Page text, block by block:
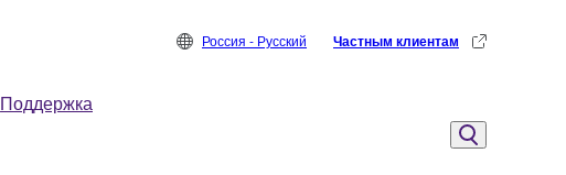
Поддержка
Россия - Русский Частным клиентам